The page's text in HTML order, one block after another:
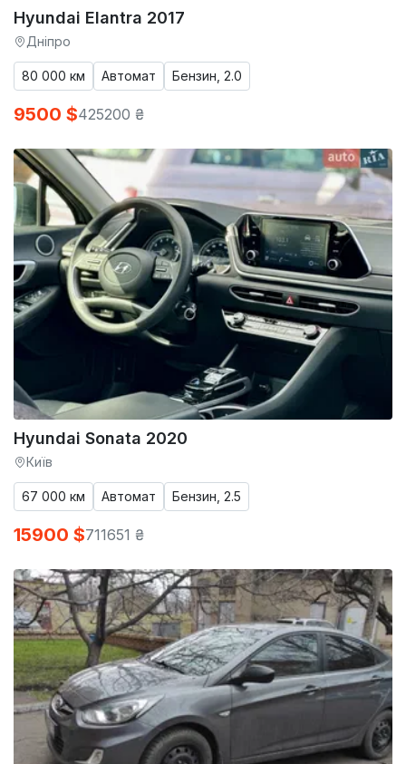
Hyundai Elantra 2017
Дніпро
80 000 км Автомат Бензин, 2.0
9500 $425200 ₴
Hyundai Sonata 2020
Київ
67 000 км Автомат Бензин, 2.5
15900 $711651 ₴